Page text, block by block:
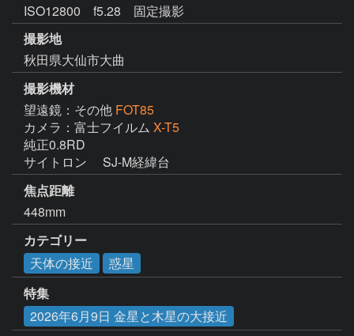
ISO12800 f5.28 固定撮影
撮影地
秋田県大仙市大曲
撮影機材
望遠鏡：その他 FOT85
カメラ：富士フイルム X-T5
純正0.8RD
サイトロン　 SJ-M経緯台
焦点距離
448mm
カテゴリー
天体の接近
惑星
特集
2026年6月9日 金星と木星の大接近